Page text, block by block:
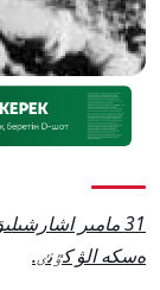
31 مامىر
ەسكە الۋ كٷنٸ.